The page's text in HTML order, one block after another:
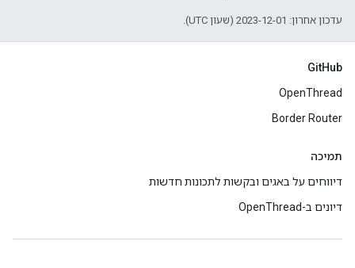
עדכון אחרון: 2023-12-01 (שעון UTC).
GitHub
OpenThread
Border Router
תמיכה
דיווחים על באגים ובקשות לתכונות חדשות
דיונים ב-OpenThread